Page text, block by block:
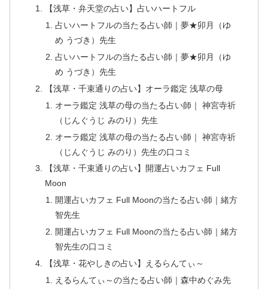
【浅草・弁天堂の占い】占いハートフル
占いハートフルの当たる占い師｜夢★卯月（ゆ
め うづき）先生
占いハートフルの当たる占い師｜夢★卯月（ゆ
め うづき）先生
【浅草・千束通りの占い】オーラ鑑定 浅草の母
オーラ鑑定 浅草の母の当たる占い師｜ 神宮寺祈
（じんぐうじ みのり）先生
オーラ鑑定 浅草の母の当たる占い師｜ 神宮寺祈
（じんぐうじ みのり）先生の口コミ
【浅草・千束通りの占い】開運占いカフェ Full
Moon
開運占いカフェ Full Moonの当たる占い師｜緒方
智先生
開運占いカフェ Full Moonの当たる占い師｜緒方
智先生の口コミ
【浅草・花やしきの占い】えるらんてぃ～
えるらんてぃ～の当たる占い師｜森中めぐみ先